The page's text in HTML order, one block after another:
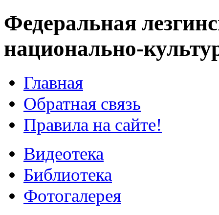
Федеральная
национально-
Главная
Обратная связь
Правила на сайте!
Видеотека
Библиотека
Фотогалерея